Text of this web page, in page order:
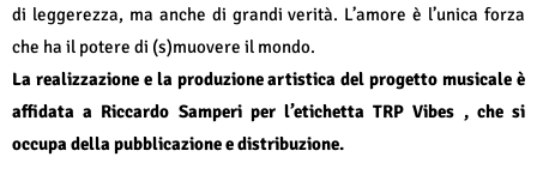
di leggerezza, ma anche di grandi verità. L’amore è l’unica forza
che ha il potere di (s)muovere il mondo.
La realizzazione e la produzione artistica del progetto musicale è
affidata a Riccardo Samperi per l’etichetta TRP Vibes , che si
occupa della pubblicazione e distribuzione.